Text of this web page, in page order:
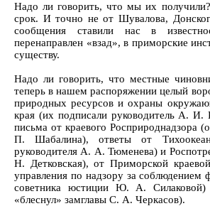
Надо ли говорить, что мы их
срок. И точно не от Шувалова,
сообщения ставили нас в
перенаправлен «взад», в приморские
существу.
Надо ли говорить, что местные
теперь в нашем распоряжении целый
природных ресурсов и охраны
края (их подписали руководитель А.
письма от краевого Росприроднадзора
П. Шабалина), ответы от
руководителя А. А. Тюменева) и
Н. Детковская), от Приморской
управления по надзору за соблюдением
советника юстиции Ю. А. Силаковой)
«блеснул» замглавы С. А. Черкасов).